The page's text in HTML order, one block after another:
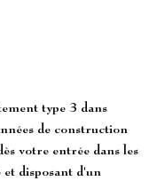
type 3 dans
de construction
votre entrée dans les
et disposant d'un